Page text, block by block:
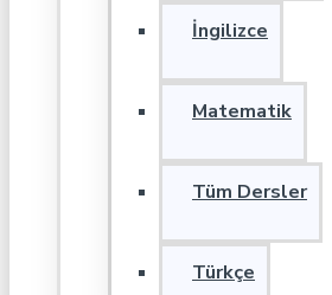
İngilizce
Matematik
Tüm Dersler
Türkçe